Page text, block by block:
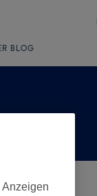
BLOG